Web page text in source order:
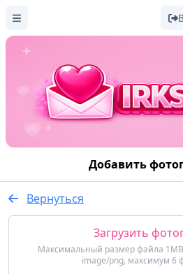
Добавить
Вернуться
Загрузить
Максимальный размер файла
image/png, максимум 6